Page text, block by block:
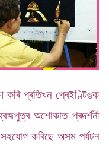
কৰি প্ৰতিখন প্ৰেইণ্টিঙক
অশোকাত প্ৰদৰ্শনী
কৰিছে অসম পৰ্যটন